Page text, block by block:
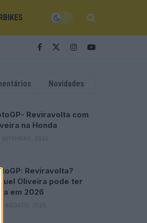
Novidades
Reviravolta com
na Honda
SETEMBRO, 2025
Reviravolta?
Oliveira pode ter
em 2026
AGOSTO, 2025